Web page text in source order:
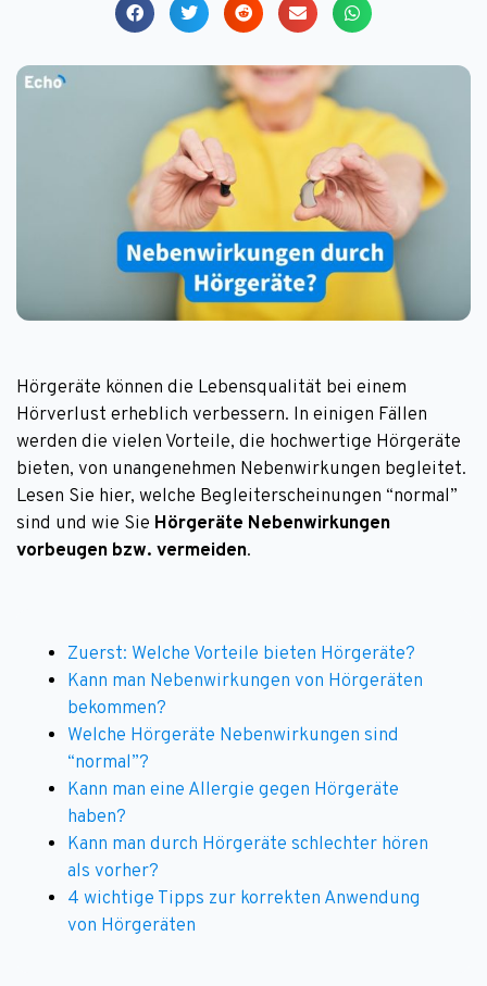
Hörgeräte können die Lebensqualität bei einem
Hörverlust erheblich verbessern. In einigen Fällen
werden die vielen Vorteile, die hochwertige Hörgeräte
bieten, von unangenehmen Nebenwirkungen begleitet.
Lesen Sie hier, welche Begleiterscheinungen “normal”
sind und wie Sie Hörgeräte Nebenwirkungen
vorbeugen bzw. vermeiden.
Zuerst: Welche Vorteile bieten Hörgeräte?
Kann man Nebenwirkungen von Hörgeräten
bekommen?
Welche Hörgeräte Nebenwirkungen sind
“normal”?
Kann man eine Allergie gegen Hörgeräte
haben?
Kann man durch Hörgeräte schlechter hören
als vorher?
4 wichtige Tipps zur korrekten Anwendung
von Hörgeräten